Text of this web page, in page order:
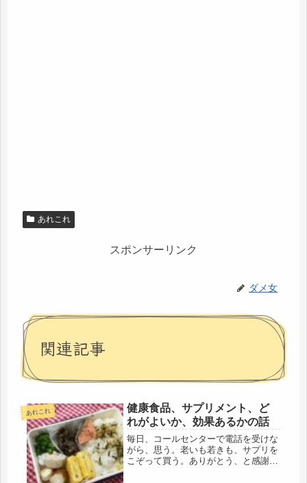
あれこれ
スポンサーリンク
ダメ女
関連記事
あれこれ
健康食品、サプリメント、ど
れがよいか、効果あるかの話
毎日、コールセンターで電話を受けな
がら、思う。老いも若きも、サプリを
こぞって買う。ありがとう、と感謝さ